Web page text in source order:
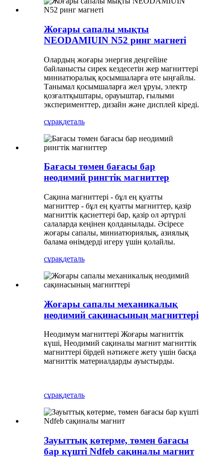
Жоғары сапалы мықты
NEODAMIUIN N52 ринг магнеті
Олардың жоғары энергия деңгейіне
байланысты сирек кездесетін жер магниттері
миниатюралық қосымшаларға өте ыңғайлы.
Танымал қосымшаларға жел ұруы, электр
қозғалтқыштары, орауыштар, ғылыми
эксперименттер, дизайн және дисплей кіреді.
сұрақдеталь
Бағасы төмен бағасы бар
неодимий рингтік магниттер
Сақина магниттері - бұл ең қуатты
магниттер - бұл ең қуатты магниттер, қазір
магниттік қасиеттері бар, қазір ол әртүрлі
салаларда кеңінен қолданылады. Әсіресе
жоғары сапалы, миниатюриялық, азиялық
балама өнімдерді игеру үшін қолайлы.
сұрақдеталь
Жоғары сапалы механикалық
неодимий сақинасының магниттері
Неодимум магниттері Жоғары магниттік
күші, Неодимий сақиналы магнит магниттік
магниттері бірдей нәтижеге жету үшін басқа
магниттік материалдарды ауыстырды.
сұрақдеталь
Зауыттық көтерме, төмен бағасы
бар күшті Ndfeb сақиналы магнит